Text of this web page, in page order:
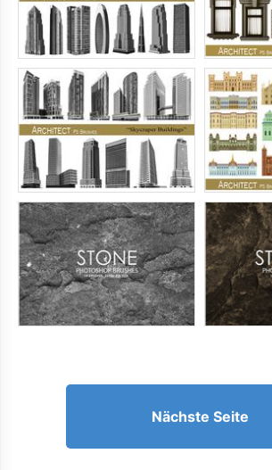
Nächste Seite